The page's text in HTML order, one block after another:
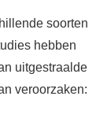
soorten
hebben
uitgestraalde
veroorzaken: